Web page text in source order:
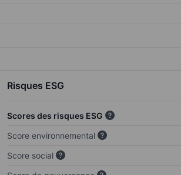
Risques ESG
Scores des risques ESG
Score environnemental
Score social